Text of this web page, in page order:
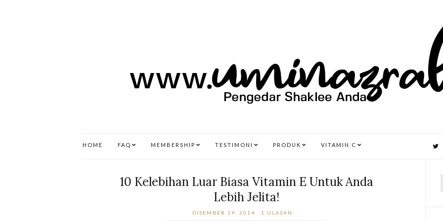
HOME FAQ MEMBERSHIP TESTIMONI PRODUK VITAMIN C
10 Kelebihan Luar Biasa Vitamin E Untuk Anda
Lebih Jelita!
DISEMBER 19, 2014 1 ULASAN: